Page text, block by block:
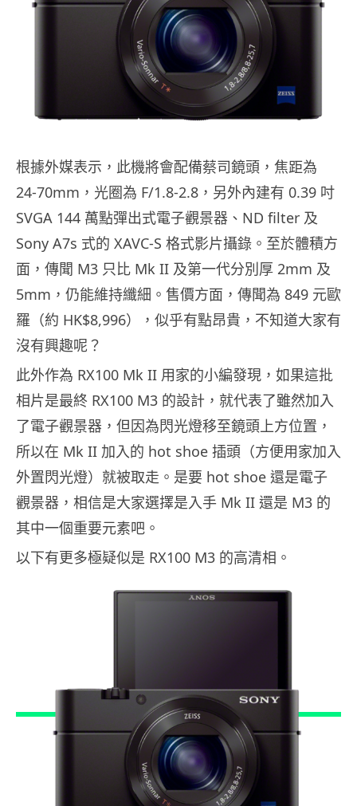
根據外媒表示，此機將會配備蔡司鏡頭，焦距為
24-70mm，光圈為 F/1.8-2.8，另外內建有 0.39 吋
SVGA 144 萬點彈出式電子觀景器、ND filter 及
Sony A7s 式的 XAVC-S 格式影片攝錄。至於體積方
面，傳聞 M3 只比 Mk II 及第一代分別厚 2mm 及
5mm，仍能維持纖細。售價方面，傳聞為 849 元歐
羅（約 HK$8,996），似乎有點昂貴，不知道大家有
沒有興趣呢？
此外作為 RX100 Mk II 用家的小編發現，如果這批
相片是最終 RX100 M3 的設計，就代表了雖然加入
了電子觀景器，但因為閃光燈移至鏡頭上方位置，
所以在 Mk II 加入的 hot shoe 插頭（方便用家加入
外置閃光燈）就被取走。是要 hot shoe 還是電子
觀景器，相信是大家選擇是入手 Mk II 還是 M3 的
其中一個重要元素吧。
以下有更多極疑似是 RX100 M3 的高清相。